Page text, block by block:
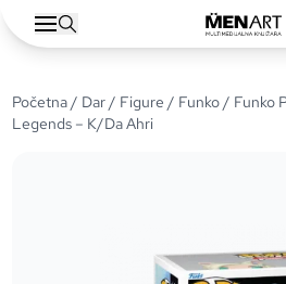
Početna/ Dar/ Figure / Funko/ Funko
Legends – K/Da Ahri